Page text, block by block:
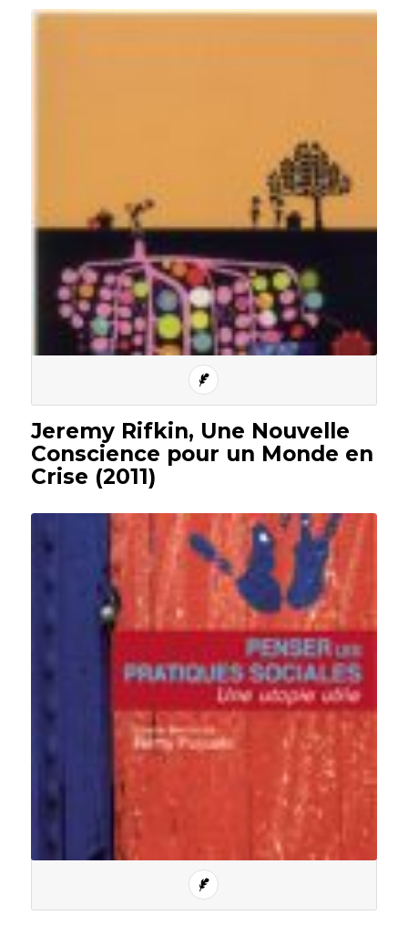
Jeremy Rifkin, Une Nouvelle
Conscience pour un Monde en
Crise (2011)